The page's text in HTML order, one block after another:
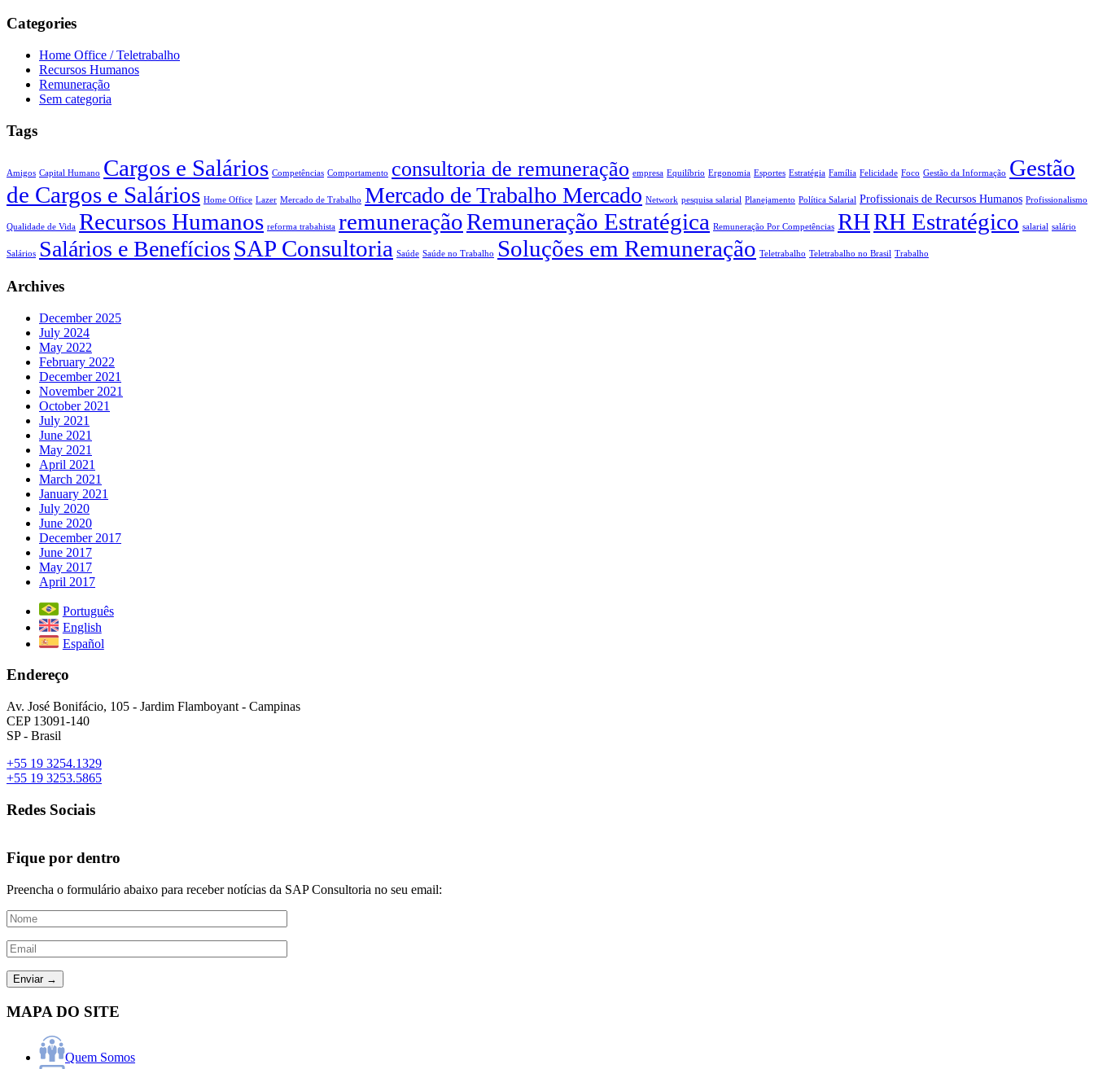
Categories
Home Office / Teletrabalho
Recursos Humanos
Remuneração
Sem categoria
Tags
Amigos Capital Humano Cargos e Salários Competências Comportamento consultoria de remuneração empresa Equilíbrio Ergonomia Esportes Estratégia Família Felicidade Foco Gestão da Informação Gestão
de Cargos e Salários Home Office Lazer Mercado de Trabalho Mercado de Trabalho Mercado Network pesquisa salarial Planejamento Política Salarial Profissionais de Recursos Humanos Profissionalismo
Qualidade de Vida Recursos Humanos reforma trabahista remuneraçãoRemuneração Estratégica Remuneração Por Competências RHRH Estratégico salarial salário
Salários Salários e Benefícios SAP Consultoria Saúde Saúde no Trabalho Soluções em Remuneração Teletrabalho Teletrabalho no Brasil Trabalho
Archives
December 2025
July 2024
May 2022
February 2022
December 2021
November 2021
October 2021
July 2021
June 2021
May 2021
April 2021
March 2021
January 2021
July 2020
June 2020
December 2017
June 2017
May 2017
April 2017
Português
English
Español
Endereço
Av. José Bonifácio, 105 - Jardim Flamboyant - Campinas
CEP 13091-140
SP - Brasil
+55 19 3254.1329
+55 19 3253.5865
Redes Sociais
Fique por dentro
Preencha o formulário abaixo para receber notícias da SAP Consultoria no seu email:
MAPA DO SITE
Quem Somos